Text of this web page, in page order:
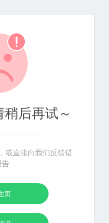
后再试～
或直接向我们反馈错
告
页